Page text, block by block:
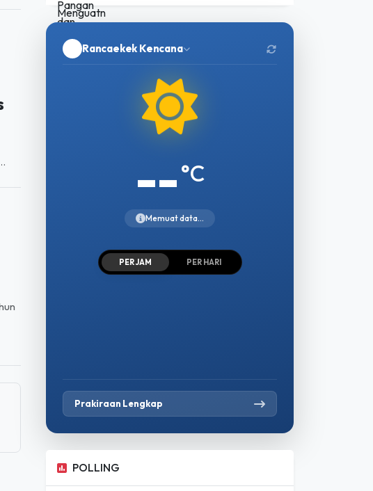
Rancaekek Kencana
--°C
Memuat data...
PER JAM PER HARI
Prakiraan Lengkap
POLLING